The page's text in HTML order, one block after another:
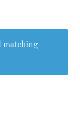
matching